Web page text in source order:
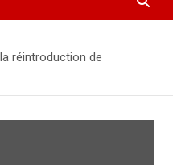
réintroduction de